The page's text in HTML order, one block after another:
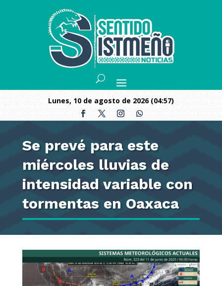
lunes, 10 de agosto de 2026 (04:57)
Se prevé para este
miércoles lluvias de
intensidad variable con
tormentas en Oaxaca